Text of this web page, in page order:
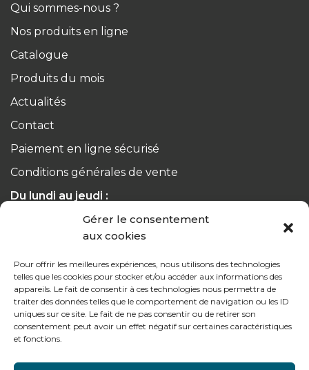
Gérer le consentement
aux cookies
Pour offrir les meilleures expériences, nous utilisons des technologies
telles que les cookies pour stocker et/ou accéder aux informations des
appareils. Le fait de consentir à ces technologies nous permettra de
traiter des données telles que le comportement de navigation ou les ID
uniques sur ce site. Le fait de ne pas consentir ou de retirer son
consentement peut avoir un effet négatif sur certaines caractéristiques
et fonctions.
Qui sommes-nous ?
Nos produits en ligne
Catalogue
Produits du mois
Actualités
Contact
Paiement en ligne sécurisé
Conditions générales de vente
Du lundi au jeudi :
de 8h à 12h30 et de 13h30 à 17h20
de 8h à 12h30 et de 13h30 à 16h